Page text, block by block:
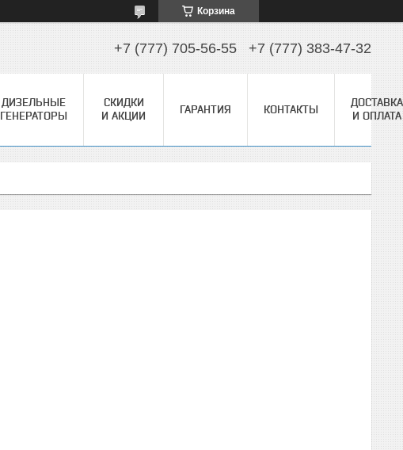
Корзина
+7 (777) 705-56-55 +7 (777) 383-47-32
ДИЗЕЛЬНЫЕ
ГЕНЕРАТОРЫ
СКИДКИ
И АКЦИИ
ГАРАНТИЯ КОНТАКТЫ
ДОСТАВКА
И ОПЛАТА